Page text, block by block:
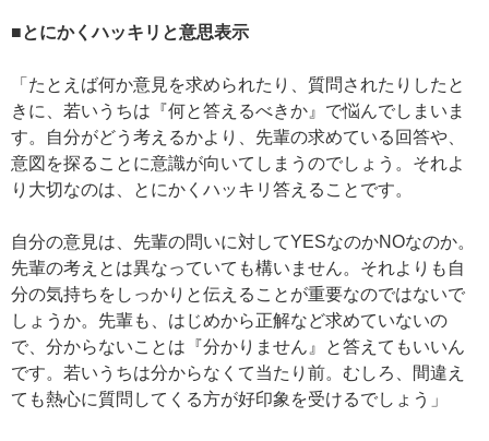
■とにかくハッキリと意思表示
「たとえば何か意見を求められたり、質問されたりしたと
きに、若いうちは『何と答えるべきか』で悩んでしまいま
す。自分がどう考えるかより、先輩の求めている回答や、
意図を探ることに意識が向いてしまうのでしょう。それよ
り大切なのは、とにかくハッキリ答えることです。
自分の意見は、先輩の問いに対してYESなのかNOなのか。
先輩の考えとは異なっていても構いません。それよりも自
分の気持ちをしっかりと伝えることが重要なのではないで
しょうか。先輩も、はじめから正解など求めていないの
で、分からないことは『分かりません』と答えてもいいん
です。若いうちは分からなくて当たり前。むしろ、間違え
ても熱心に質問してくる方が好印象を受けるでしょう」